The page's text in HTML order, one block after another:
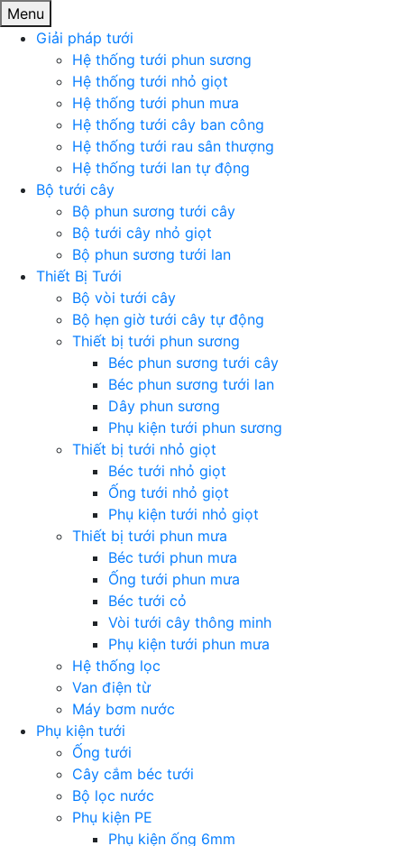
Menu
Giải pháp tưới
Hệ thống tưới phun sương
Hệ thống tưới nhỏ giọt
Hệ thống tưới phun mưa
Hệ thống tưới cây ban công
Hệ thống tưới rau sân thượng
Hệ thống tưới lan tự động
Bộ tưới cây
Bộ phun sương tưới cây
Bộ tưới cây nhỏ giọt
Bộ phun sương tưới lan
Thiết Bị Tưới
Bộ vòi tưới cây
Bộ hẹn giờ tưới cây tự động
Thiết bị tưới phun sương
Béc phun sương tưới cây
Béc phun sương tưới lan
Dây phun sương
Phụ kiện tưới phun sương
Thiết bị tưới nhỏ giọt
Béc tưới nhỏ giọt
Ống tưới nhỏ giọt
Phụ kiện tưới nhỏ giọt
Thiết bị tưới phun mưa
Béc tưới phun mưa
Ống tưới phun mưa
Béc tưới cỏ
Vòi tưới cây thông minh
Phụ kiện tưới phun mưa
Hệ thống lọc
Van điện từ
Máy bơm nước
Phụ kiện tưới
Ống tưới
Cây cắm béc tưới
Bộ lọc nước
Phụ kiện PE
Phụ kiện ống 6mm